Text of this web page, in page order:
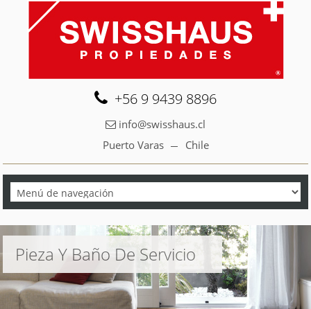
info@swisshaus.cl
Puerto Varas
Chile
+56 9 9439 8896
Pieza Y Baño De Servicio